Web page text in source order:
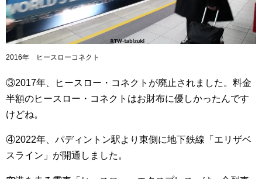
2016年 ヒースローコネクト
③2017年、ヒースロー・コネクトが廃止されました。料金
半額のヒースロー・コネクトはお財布に優しかったんです
けどね。
④2022年、パディントン駅より東側に地下鉄線「エリザベ
スライン」が開通しました。